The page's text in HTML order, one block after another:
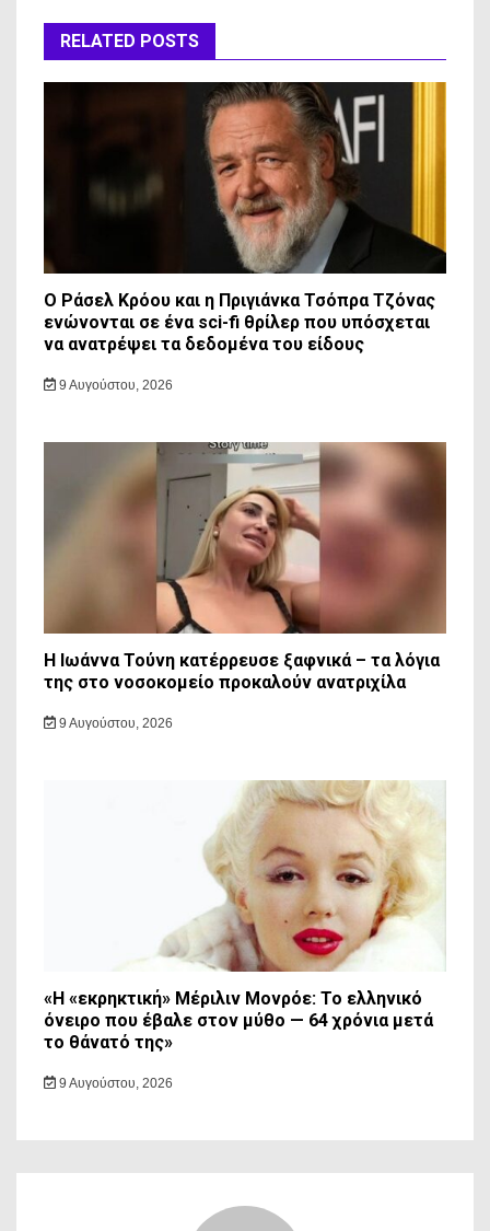
RELATED POSTS
Ο Ράσελ Κρόου και η Πριγιάνκα Τσόπρα Τζόνας
ενώνονται σε ένα sci-fi θρίλερ που υπόσχεται
να ανατρέψει τα δεδομένα του είδους
9 Αυγούστου, 2026
Η Ιωάννα Τούνη κατέρρευσε ξαφνικά – τα λόγια
της στο νοσοκομείο προκαλούν ανατριχίλα
9 Αυγούστου, 2026
«Η «εκρηκτική» Μέριλιν Μονρόε: Το ελληνικό
όνειρο που έβαλε στον μύθο — 64 χρόνια μετά
το θάνατό της»
9 Αυγούστου, 2026